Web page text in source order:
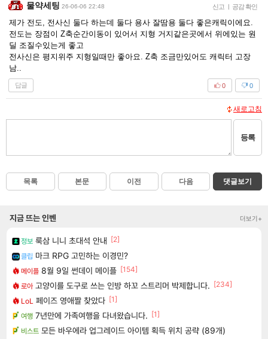
물약세팅 26-06-06 22:48 신고 | 공감 확인
제가 전도, 전사신 둘다 하는데 둘다 용사 잘땀용 둘다 좋은캐릭이에요.
전도는 장점이 Z축순간이동이 있어서 지형 거지같은곳에서 위에있는 원
딜 조질수있는게 좋고
전사신은 평지위주 지형일때만 좋아요. Z축 조금만있어도 캐릭터 고장
남..
답글 0
0
새로고침
등록
목록 본문 이전 다음 댓글보기
지금 뜨는 인벤 더보기+
정보 룩삼 니니 초대석 안내 [2]
클립 마크 RPG 고민하는 이경민?
메이플 8월 9일 썬데이 메이플 [154]
로아 고양이를 도구로 쓰는 인방 하꼬 스트리머 박제합니다. [234]
LoL 페이즈 영애짤 찾았다 [1]
여행 7년만에 가족여행을 다녀왔습니다. [1]
비스트 모든 바우에라 업그레이드 아이템 획득 위치 공략 (89개)